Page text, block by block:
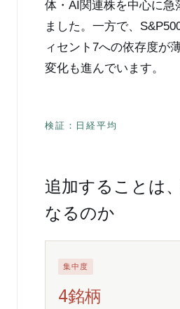
体・AI関連株を中心に急
ました。一方で、
ィセント7への依存度が
変化も進んでいます。
検証：日経平均
追加することは
なるのか
集中度
4銘柄